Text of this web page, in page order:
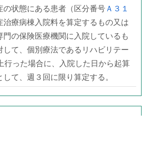
の状態にある患者（区分番号Ａ３１
治療病棟入院料を算定するもの又は
門の保険医療機関に入院しているも
して、個別療法であるリハビリテー
行った場合に、入院した日から起算
して、週３回に限り算定する。